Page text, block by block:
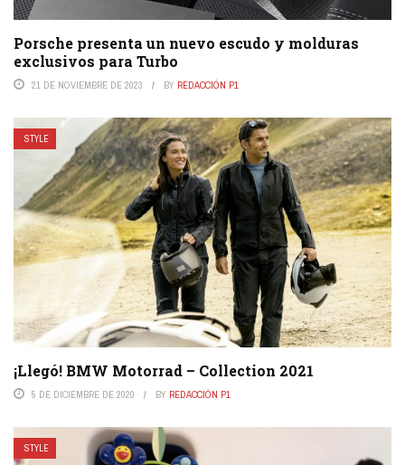
Porsche presenta un nuevo escudo y molduras
exclusivos para Turbo
21 DE NOVIEMBRE DE 2023 BY REDACCIÓN P1
STYLE
¡Llegó! BMW Motorrad – Collection 2021
5 DE DICIEMBRE DE 2020 BY REDACCIÓN P1
STYLE